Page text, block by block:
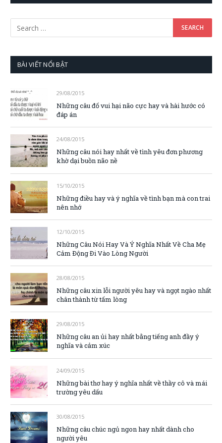
BÀI VIẾT NỔI BẬT
29/08/2015
Những câu đố vui hại não cực hay và hài hước có
đáp án
24/08/2015
Những câu nói hay nhất về tình yêu đơn phương
khờ dại buồn não nề
15/10/2015
Những điều hay và ý nghĩa về tình bạn mà con trai
nên nhớ
12/10/2015
Những Câu Nói Hay Và Ý Nghĩa Nhất Về Cha Mẹ
Cảm Động Đi Vào Lòng Người
28/08/2015
Những câu xin lỗi người yêu hay và ngọt ngào nhất
chân thành từ tấm lòng
29/08/2015
Những câu an ủi hay nhất bằng tiếng anh đầy ý
nghĩa và cảm xúc
24/09/2015
Những bài thơ hay ý nghĩa nhất về thầy cô và mái
trường yêu dấu
30/08/2015
Những câu chúc ngủ ngon hay nhất dành cho
người yêu